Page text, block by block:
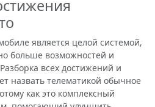
является целой системой,
больше возможностей и
всех достижений и
назвать телематикой обычное
как это комплексный